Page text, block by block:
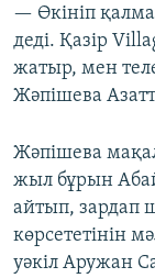
— Өкініп
деді. Қазір
жатыр, мен
Жәпішева
Жәпішева
жыл бұрын
айтып, зардап
көрсететінін
уәкіл Аружан